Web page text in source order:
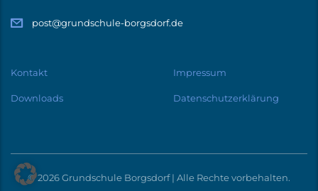
post@grundschule-borgsdorf.de
Kontakt Impressum
Downloads Datenschutzerklärung
© 2026 Grundschule Borgsdorf | Alle Rechte vorbehalten.